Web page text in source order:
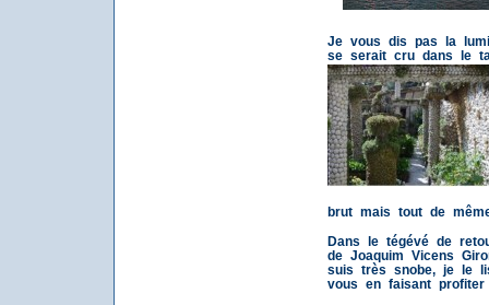
Je vous dis pas la
se serait cru dans le
brut mais tout de
Dans le tégévé de
de Joaquim Vicens
suis très snobe, je le
vous en faisant